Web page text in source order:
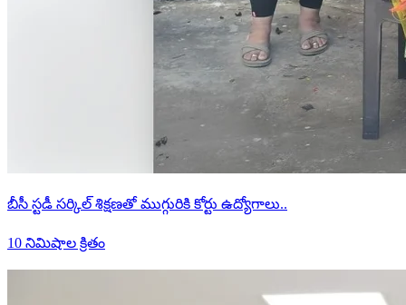
బీసీ స్టడీ సర్కిల్ శిక్షణతో ముగ్గురికి కోర్టు ఉద్యోగాలు..
10 నిమిషాల క్రితం